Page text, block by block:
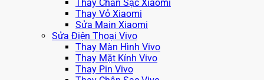
Thay Chân Sạc Xiaomi
Thay Vỏ Xiaomi
Sửa Main Xiaomi
Sửa Điện Thoại Vivo
Thay Màn Hình Vivo
Thay Mặt Kính Vivo
Thay Pin Vivo